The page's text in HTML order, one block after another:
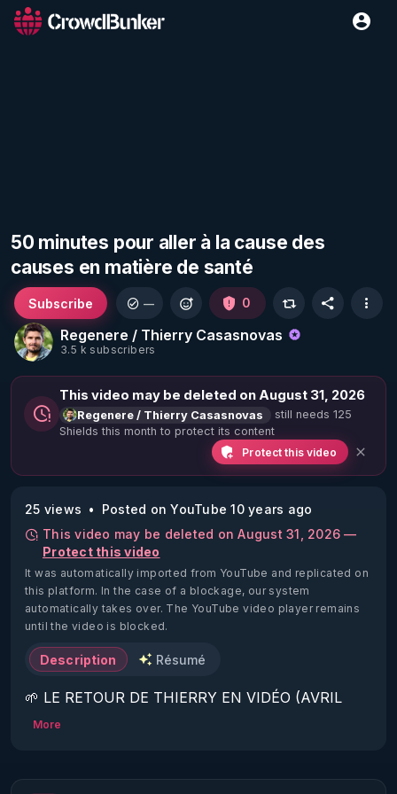
50 minutes pour aller à la cause des
causes en matière de santé
Regenere / Thierry Casasnovas
3.5 k subscribers
Subscribe — 0
This video may be deleted on August 31, 2026
Regenere / Thierry Casasnovas
still needs 125
Shields this month to protect its content
Protect this video
25 views
Posted on YouTube 10 years ago
This video may be deleted on August 31, 2026 —
Protect this video
It was automatically imported from YouTube and replicated on
this platform. In the case of a blockage, our system
automatically takes over. The YouTube video player remains
until the video is blocked.
Description Résumé
🌱 LE RETOUR DE THIERRY EN VIDÉO (AVRIL
2022)!
https://www.rgnr.fr/presentation.html
More